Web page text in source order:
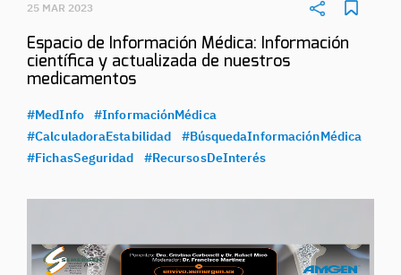
25 MAR 2023
Espacio de Información Médica: Información
científica y actualizada de nuestros
medicamentos
#MedInfo
#InformaciónMédica
#CalculadoraEstabilidad
#BúsquedaInformaciónMédica
#FichasSeguridad
#RecursosDeInterés